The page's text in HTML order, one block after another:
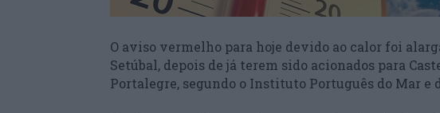
O aviso vermelho para hoje devido ao calor foi
Setúbal, depois de já terem sido acionados para
Portalegre, segundo o Instituto Português do Mar e